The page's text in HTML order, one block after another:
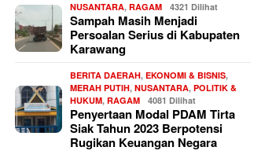
NUSANTARA,RAGAM 4321 Dilihat
Sampah Masih Menjadi
Persoalan Serius di Kabupaten
Karawang
BERITA DAERAH,EKONOMI & BISNIS,
MERAH PUTIH,NUSANTARA,POLITIK &
HUKUM,RAGAM 4081 Dilihat
Penyertaan Modal PDAM Tirta
Siak Tahun 2023 Berpotensi
Rugikan Keuangan Negara